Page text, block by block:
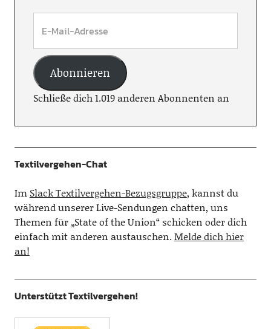
Abonnieren
Schließe dich 1.019 anderen Abonnenten an
Textilvergehen-Chat
Im Slack Textilvergehen-Bezugsgruppe, kannst du
während unserer Live-Sendungen chatten, uns
Themen für „State of the Union“ schicken oder dich
einfach mit anderen austauschen.Melde dich hier
an!
Unterstützt Textilvergehen!